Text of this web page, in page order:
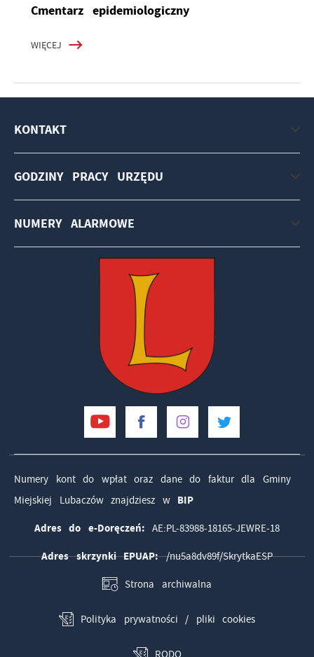
Cmentarz epidemiologiczny
WIĘCEJ
KONTAKT
GODZINY PRACY URZĘDU
NUMERY ALARMOWE
Numery kont do wpłat oraz dane do faktur dla Gminy
Miejskiej Lubaczów znajdziesz w BIP
Adres do e-Doręczeń: AE:PL-83988-18165-JEWRE-18
Adres skrzynki EPUAP:/nu5a8dv89f/SkrytkaESP
Strona archiwalna
Polityka prywatności / pliki cookies
RODO